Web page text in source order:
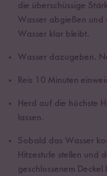
die überschüssige
Wasser abgießen
Wasser klar bleibt.
Wasser dazugeben.
Reis 10 Minuten
Herd auf die höchste
lassen.
Sobald das Wasser
Hitzestufe stellen und
geschlossenem